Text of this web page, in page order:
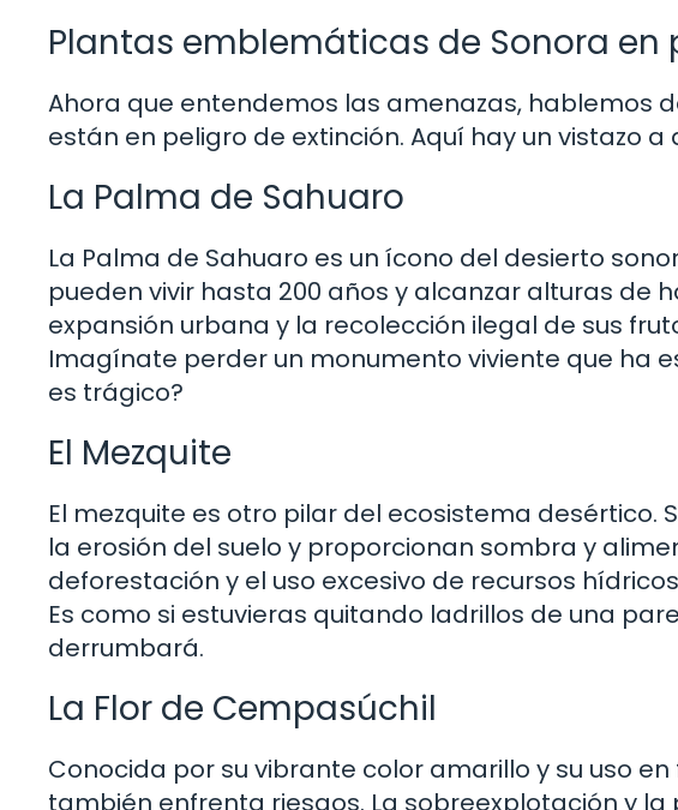
Plantas emblemáticas de Sonora en
Ahora que entendemos las amenazas, hablemos
están en peligro de extinción. Aquí hay un vistazo
La Palma de Sahuaro
La Palma de Sahuaro es un ícono del desierto
pueden vivir hasta 200 años y alcanzar alturas de
expansión urbana y la recolección ilegal de sus
Imagínate perder un monumento viviente que ha
es trágico?
El Mezquite
El mezquite es otro pilar del ecosistema desértico.
la erosión del suelo y proporcionan sombra y
deforestación y el uso excesivo de recursos
Es como si estuvieras quitando ladrillos de una
derrumbará.
La Flor de Cempasúchil
Conocida por su vibrante color amarillo y su uso
también enfrenta riesgos. La sobreexplotación y